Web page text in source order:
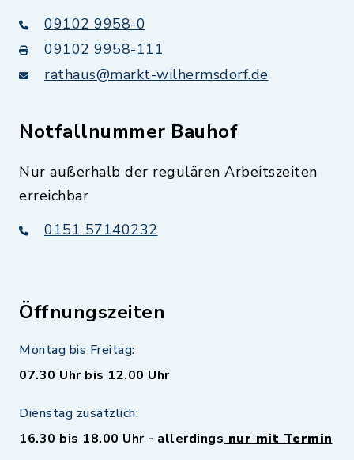
09102 9958-0
09102 9958-111
rathaus@markt-wilhermsdorf.de
Notfallnummer Bauhof
Nur außerhalb der regulären Arbeitszeiten
erreichbar
0151 57140232
Öffnungszeiten
Montag bis Freitag:
07.30 Uhr bis 12.00 Uhr
Dienstag zusätzlich:
16.30 bis 18.00 Uhr - allerdings nur mit Termin